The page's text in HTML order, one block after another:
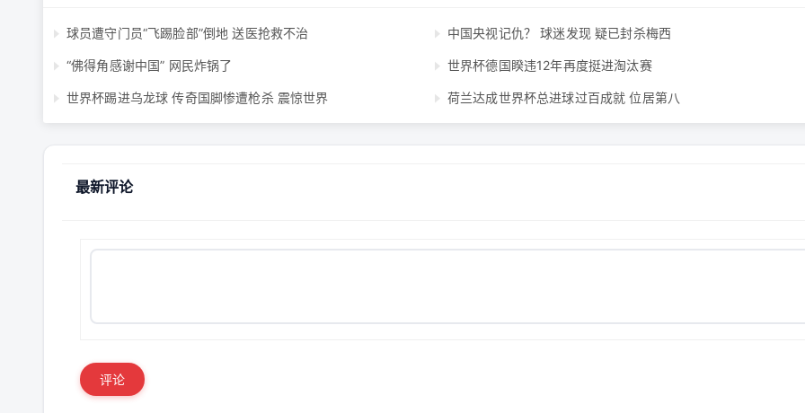
球员遭守门员“飞踢脸部”倒地 送医抢救不治 中国央视记仇？ 球迷发现 疑已封杀梅西
“佛得角感谢中国” 网民炸锅了 世界杯德国睽违12年再度挺进淘汰赛
世界杯踢进乌龙球 传奇国脚惨遭枪杀 震惊世界 荷兰达成世界杯总进球过百成就 位居第八
最新评论
评论